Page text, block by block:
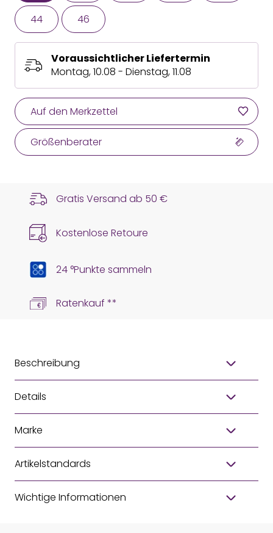
44 46
Voraussichtlicher Liefertermin
Montag, 10.08 - Dienstag, 11.08
Auf den Merkzettel
Größenberater
Gratis Versand ab 50 €
Kostenlose Retoure
24 °Punkte sammeln
Ratenkauf **
Beschreibung
Details
Marke
Artikelstandards
Wichtige Informationen